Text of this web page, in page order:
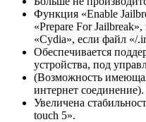
Функция «Enable
«Prepare For
«Cydia», если файл «/
Обеспечивается
устройства, под
(Возможность имеющая
интернет соединение).
Увеличена
touch 5».